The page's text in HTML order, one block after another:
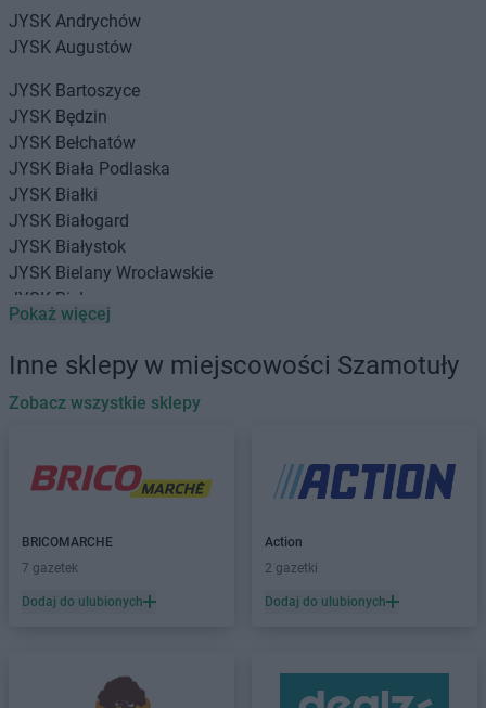
JYSK Andrychów
JYSK Augustów
JYSK Bartoszyce
JYSK Będzin
JYSK Bełchatów
JYSK Biała Podlaska
JYSK Białki
JYSK Białogard
JYSK Białystok
JYSK Bielany Wrocławskie
JYSK Bielawa
JYSK Bielsko-Biała
JYSK
Biłgoraj
JYSK Bochnia
JYSK Bolesławiec
JYSK Brodnica
JYSK Brzesko
JYSK
Bydgoszcz
JYSK Bytów
Chojnice
Pokaż więcej
Inne sklepy w miejscowości Szamotuły
Zobacz wszystkie sklepy
BRICOMARCHE
7 gazetek
Dodaj do ulubionych
Action
2 gazetki
Dodaj do ulubionych